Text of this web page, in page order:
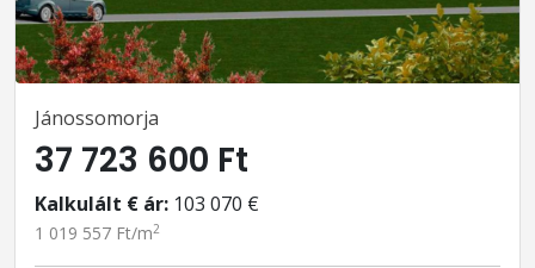
Jánossomorja
37 723 600 Ft
Kalkulált € ár: 103 070 €
1 019 557 Ft/m2